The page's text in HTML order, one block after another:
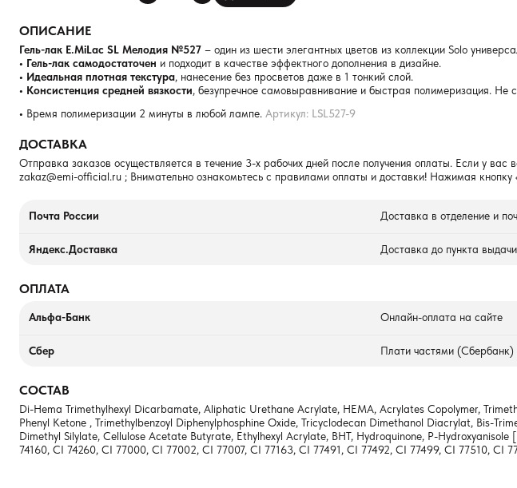
ОПИСАНИЕ
Гель-лак E.MiLac SL Мелодия №527 – один из шести элегантных цветов из коллекции Solo
• Гель-лак самодостаточен и подходит в качестве эффектного дополнения в дизайне.
• Идеальная плотная текстура, нанесение без просветов даже в 1 тонкий слой.
• Консистенция средней вязкости, безупречное самовыравнивание и быстрая полимеризация. Не
• Время полимеризации 2 минуты в любой лампе. Артикул: LSL527-9
ДОСТАВКА
Отправка заказов осуществляется в течение 3-х рабочих дней после получения оплаты. Если у вас
zakaz@emi-official.ru ; Внимательно ознакомьтесь с правилами оплаты и доставки! Нажимая
Почта России Доставка в отделение и
Яндекс.Доставка Доставка до пункта выдачи
ОПЛАТА
Альфа-Банк Онлайн-оплата на сайте
Сбер Плати частями (Сбербанк)
СОСТАВ
Di-Hema Trimethylhexyl Dicarbamate, Aliphatic Urethane Acrylate, HEMA, Acrylates Copolymer,
Phenyl Ketone , Trimethylbenzoyl Diphenylphosphine Oxide, Tricyclodecan Dimethanol Diacrylat, Bis-
Dimethyl Silylate, Cellulose Acetate Butyrate, Ethylhexyl Acrylate, BHT, Hydroquinone, P-
74160, CI 74260, CI 77000, CI 77002, CI 77007, CI 77163, CI 77491, CI 77492, CI 77499, CI 77510, CI